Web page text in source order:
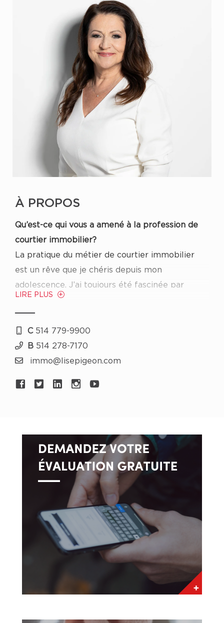
À PROPOS
Qu’est-ce qui vous a amené à la profession de
courtier immobilier?
La pratique du métier de courtier immobilier
est un rêve que je chéris depuis mon
adolescence. J’ai toujours été fascinée par
l’architecture des bâtiments, l’aménagement
intérieur et par la construction d'une maison.
J’ai d’ailleurs, moi-même fait bâtir trois
maisons. Avant ma carrière de courtier, je
travaillais plus qu'à temps plein. Malgré cela, je
immobilier les soirs et les fins de semaine. Je
dans mon élément. Je dois avouer que je ne me
suis jamais sentie aussi bien dans un métier
comme dans celui-ci.
Quelles sont vos forces et qualités qui vous
servent le plus dans votre travail?
La qualité qui me sert le plus dans mon travail
est l’écoute que j’ai envers mes clients. On me
définit aussi comme étant une personne
patiente et ouverte sur les différentes cultures.
Il me fait plaisir de soutenir mes clients avec
leurs questions ou de leur expliquer des points à
LIRE PLUS
C 514 779-9900
B 514 278-7170
immo@lisepigeon.com